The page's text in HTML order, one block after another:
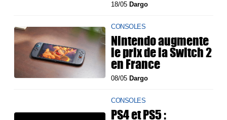
18/05 Dargo
CONSOLES
Nintendo augmente
le prix de la Switch 2
en France
08/05 Dargo
CONSOLES
PS4 et PS5 :